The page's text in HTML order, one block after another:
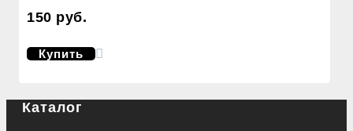
150 руб.
Купить
Каталог